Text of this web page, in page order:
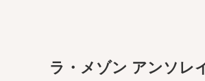
ラ・メゾン アンソレ